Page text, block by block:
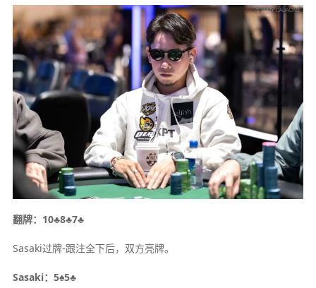
翻牌：10♣8♣7♣
Sasaki过牌-跟注全下后，双方亮牌。
Sasaki：5♠5♣